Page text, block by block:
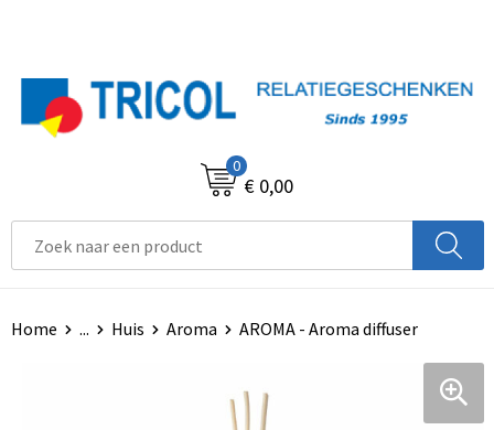
0
€ 0,00
Home ... Huis Aroma AROMA - Aroma diffuser